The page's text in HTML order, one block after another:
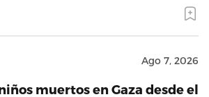
Ago 7, 2026
muertos en Gaza desde el